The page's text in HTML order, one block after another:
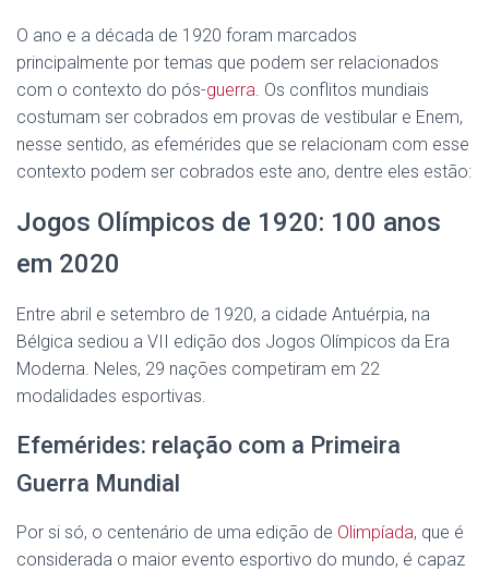
O ano e a década de 1920 foram marcados
principalmente por temas que podem ser relacionados
com o contexto do pós-guerra. Os conflitos mundiais
costumam ser cobrados em provas de vestibular e Enem,
nesse sentido, as efemérides que se relacionam com esse
contexto podem ser cobrados este ano, dentre eles estão:
Jogos Olímpicos de 1920: 100 anos
em 2020
Entre abril e setembro de 1920, a cidade Antuérpia, na
Bélgica sediou a VII edição dos Jogos Olímpicos da Era
Moderna. Neles, 29 nações competiram em 22
modalidades esportivas.
Efemérides: relação com a Primeira
Guerra Mundial
Por si só, o centenário de uma edição de Olimpíada, que é
considerada o maior evento esportivo do mundo, é capaz